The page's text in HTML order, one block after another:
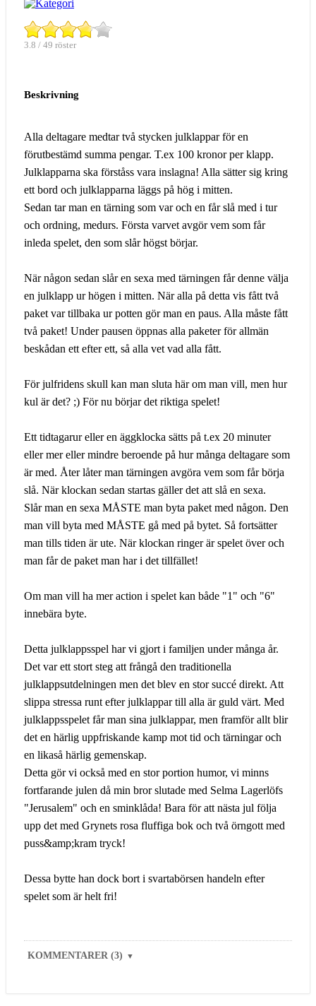
3.8 / 49 röster
Beskrivning
Alla deltagare medtar två stycken julklappar för en
förutbestämd summa pengar. T.ex 100 kronor per klapp.
Julklapparna ska förståss vara inslagna! Alla sätter sig kring
ett bord och julklapparna läggs på hög i mitten.
Sedan tar man en tärning som var och en får slå med i tur
och ordning, medurs. Första varvet avgör vem som får
inleda spelet, den som slår högst börjar.
När någon sedan slår en sexa med tärningen får denne välja
en julklapp ur högen i mitten. När alla på detta vis fått två
paket var tillbaka ur potten gör man en paus. Alla måste fått
två paket! Under pausen öppnas alla paketer för allmän
beskådan ett efter ett, så alla vet vad alla fått.
För julfridens skull kan man sluta här om man vill, men hur
kul är det? ;) För nu börjar det riktiga spelet!
Ett tidtagarur eller en äggklocka sätts på t.ex 20 minuter
eller mer eller mindre beroende på hur många deltagare som
är med. Åter låter man tärningen avgöra vem som får börja
slå. När klockan sedan startas gäller det att slå en sexa.
Slår man en sexa MÅSTE man byta paket med någon. Den
man vill byta med MÅSTE gå med på bytet. Så fortsätter
man tills tiden är ute. När klockan ringer är spelet över och
man får de paket man har i det tillfället!
Om man vill ha mer action i spelet kan både "1" och "6"
innebära byte.
Detta julklappsspel har vi gjort i familjen under många år.
Det var ett stort steg att frångå den traditionella
julklappsutdelningen men det blev en stor succé direkt. Att
slippa stressa runt efter julklappar till alla är guld värt. Med
julklappsspelet får man sina julklappar, men framför allt blir
det en härlig uppfriskande kamp mot tid och tärningar och
en likaså härlig gemenskap.
Detta gör vi också med en stor portion humor, vi minns
fortfarande julen då min bror slutade med Selma Lagerlöfs
"Jerusalem" och en sminklåda! Bara för att nästa jul följa
upp det med Grynets rosa fluffiga bok och två örngott med
puss&amp;kram tryck!
Dessa bytte han dock bort i svartabörsen handeln efter
spelet som är helt fri!
KOMMENTARER (3) ▼